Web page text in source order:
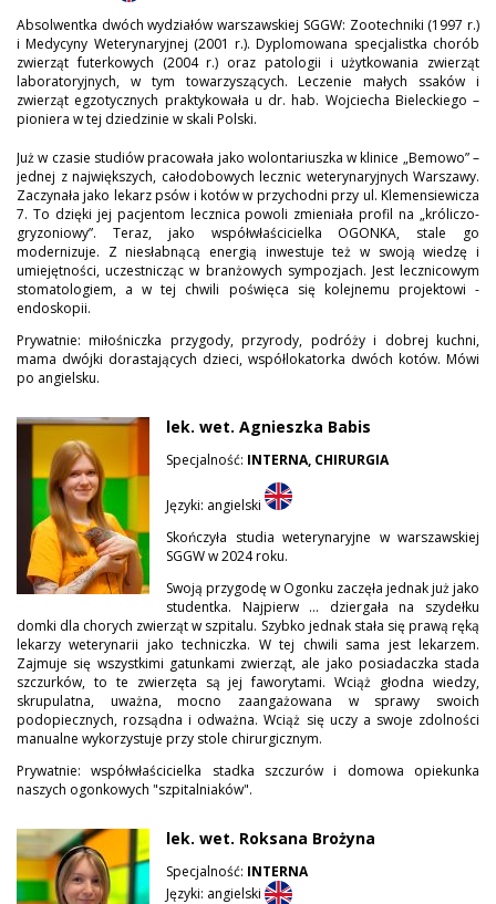
Absolwentka dwóch wydziałów warszawskiej SGGW: Zootechniki (1997 r.)
i Medycyny Weterynaryjnej (2001 r.). Dyplomowana specjalistka chorób
zwierząt futerkowych (2004 r.) oraz patologii i użytkowania zwierząt
laboratoryjnych, w tym towarzyszących. Leczenie małych ssaków i
zwierząt egzotycznych praktykowała u dr. hab. Wojciecha Bieleckiego –
pioniera w tej dziedzinie w skali Polski.
Już w czasie studiów pracowała jako wolontariuszka w klinice „Bemowo” –
jednej z największych, całodobowych lecznic weterynaryjnych Warszawy.
Zaczynała jako lekarz psów i kotów w przychodni przy ul. Klemensiewicza
7. To dzięki jej pacjentom lecznica powoli zmieniała profil na „króliczo-
gryzoniowy”. Teraz, jako współwłaścicielka OGONKA, stale go
modernizuje. Z niesłabnącą energią inwestuje też w swoją wiedzę i
umiejętności, uczestnicząc w branżowych sympozjach. Jest lecznicowym
stomatologiem, a w tej chwili poświęca się kolejnemu projektowi -
endoskopii.
Prywatnie: miłośniczka przygody, przyrody, podróży i dobrej kuchni,
mama dwójki dorastających dzieci, współlokatorka dwóch kotów. Mówi
po angielsku.
lek. wet. Agnieszka Babis
Specjalność: INTERNA, CHIRURGIA
Języki: angielski
Skończyła studia weterynaryjne w warszawskiej
SGGW w 2024 roku.
Swoją przygodę w Ogonku zaczęła jednak już jako
studentka. Najpierw ... dziergała na szydełku
domki dla chorych zwierząt w szpitalu. Szybko jednak stała się prawą ręką
lekarzy weterynarii jako techniczka. W tej chwili sama jest lekarzem.
Zajmuje się wszystkimi gatunkami zwierząt, ale jako posiadaczka stada
szczurków, to te zwierzęta są jej faworytami. Wciąż głodna wiedzy,
skrupulatna, uważna, mocno zaangażowana w sprawy swoich
podopiecznych, rozsądna i odważna. Wciąż się uczy a swoje zdolności
manualne wykorzystuje przy stole chirurgicznym.
Prywatnie: współwłaścicielka stadka szczurów i domowa opiekunka
naszych ogonkowych "szpitalniaków".
lek. wet. Roksana Brożyna
Specjalność: INTERNA
Języki: angielski